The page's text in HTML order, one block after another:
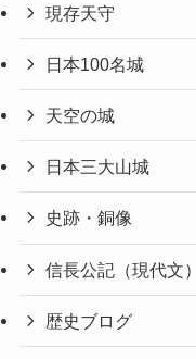
現存天守
日本100名城
天空の城
日本三大山城
史跡・銅像
信長公記（現代文）
歴史ブログ